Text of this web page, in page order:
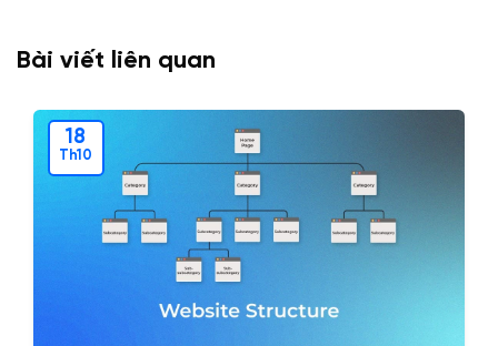
Bài viết liên quan
18
Th10